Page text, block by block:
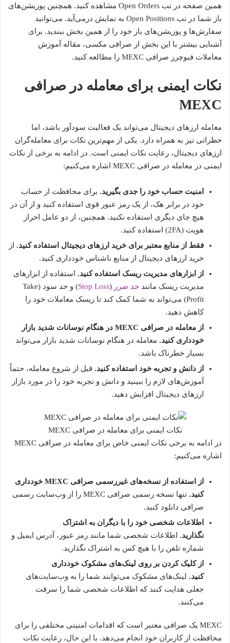
همین صفحه در تب Open Orders مشاهده کنید. همچنین پوزیشن‌های
باز شما در تب Open Positions به نمایش درمی‌آید. می‌توانید
سفارش‌ها و پوزیشن‌های باز خود را از همین بخش ببندید. برای
آشنایی بیشتر با این بخش از صرافی مکسی، مقاله آموزش
معاملات فیوچرز صرافی MEXC را مطالعه کنید.
نکات ایمنی برای معامله در صرافی
MEXC
معامله ارزهای دیجیتال می‌تواند یک فعالیت سودآور باشد، اما
خطراتی نیز به همراه دارد. یکی از مهم‌ترین نکات برای معامله‌گران
ارزهای دیجیتال، رعایت نکات ایمنی است. در ادامه به برخی از نکات
ایمنی در معامله در صرافی MEXC اشاره می‌کنیم:
امنیت حساب خود را جدی بگیرید. برای محافظت از حساب
خود در برابر هک، از یک رمز عبور قوی استفاده کنید و از آن در
هیچ جای دیگری استفاده نکنید. همچنین، از دو عامل احراز
هویت (2FA) استفاده کنید.
فقط از منابع معتبر برای خرید ارزهای دیجیتال استفاده کنید. از
خرید ارزهای دیجیتال از منابع ناشناس خودداری کنید.
از ابزارهای مدیریت ریسک استفاده کنید. استفاده از ابزارهای
مدیریت ریسک مانند حد ضرر (
Stop Loss
) و حد سود (Take
Profit) می‌تواند به شما کمک کند تا ریسک معاملات خود را
کاهش دهید.
از معامله در صرافی MEXC در هنگام نوسانات شدید بازار
خودداری کنید. معامله در هنگام نوسانات شدید بازار می‌تواند
بسیار خطرناک باشد.
از دانش و تجربه خود استفاده کنید. قبل از شروع معامله، حتماً
آموزش‌های لازم را ببینید و دانش و تجربه خود را در مورد بازار
ارزهای دیجیتال افزایش دهید.
نکات ایمنی برای معامله در صرافی MEXC
در ادامه به برخی نکات ایمنی خاص برای معامله در صرافی MEXC
اشاره می‌کنیم:
از استفاده از نسخه‌های غیررسمی صرافی MEXC خودداری
کنید.
تنها نسخه رسمی صرافی MEXC را از وب‌سایت رسمی
صرافی دانلود کنید.
اطلاعات شخصی خود را با دیگران به اشتراک
نگذارید. اطلاعات شخصی شما مانند رمز عبور، آدرس ایمیل و
شماره تلفن را با هیچ کس به اشتراک نگذارید.
از کلیک کردن بر روی لینک‌های مشکوک خودداری
کنید. لینک‌های مشکوک می‌توانند شما را به وب‌سایت‌های
جعلی هدایت کنند که اطلاعات شخصی شما را سرقت
می‌کنند.
MEXC یک صرافی معتبر است که اقدامات امنیتی مختلفی را برای
محافظت از کاربران خود انجام می‌دهد. با این حال، رعایت نکات